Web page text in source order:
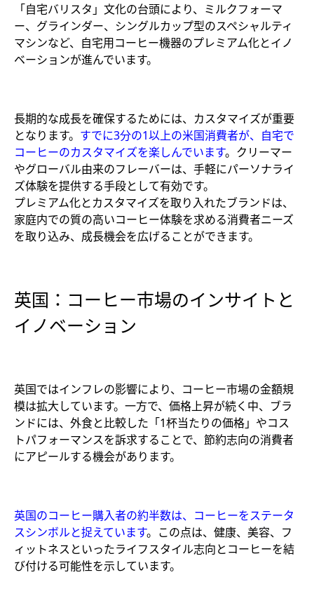
「自宅バリスタ」文化の台頭により、ミルクフォーマ
ー、グラインダー、シングルカップ型のスペシャルティ
マシンなど、自宅用コーヒー機器のプレミアム化とイノ
ベーションが進んでいます。
長期的な成長を確保するためには、カスタマイズが重要
となります。 すでに3分の1以上の米国消費者が、自宅で
コーヒーのカスタマイズを楽しんでいます。クリーマー
やグローバル由来のフレーバーは、手軽にパーソナライ
ズ体験を提供する手段として有効です。
プレミアム化とカスタマイズを取り入れたブランドは、
家庭内での質の高いコーヒー体験を求める消費者ニーズ
を取り込み、成長機会を広げることができます。
英国：コーヒー市場のインサイトと
イノベーション
英国ではインフレの影響により、コーヒー市場の金額規
模は拡大しています。一方で、価格上昇が続く中、ブラ
ンドには、外食と比較した「1杯当たりの価格」やコス
トパフォーマンスを訴求することで、節約志向の消費者
にアピールする機会があります。
英国のコーヒー購入者の約半数は、コーヒーをステータ
スシンボルと捉えています。この点は、健康、美容、フ
ィットネスといったライフスタイル志向とコーヒーを結
び付ける可能性を示しています。